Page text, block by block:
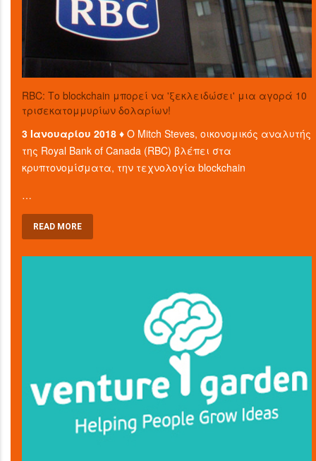
RBC: Το blockchain μπορεί να 'ξεκλειδώσει' μια αγορά 10
τρισεκατομμυρίων δολαρίων!
3 Ιανουαρίου 2018 ♦Ο Mitch Steves, οικονομικός αναλυτής
της Royal Bank of Canada (RBC) βλέπει στα
κρυπτονομίσματα, την τεχνολογία blockchain
…
READ MORE